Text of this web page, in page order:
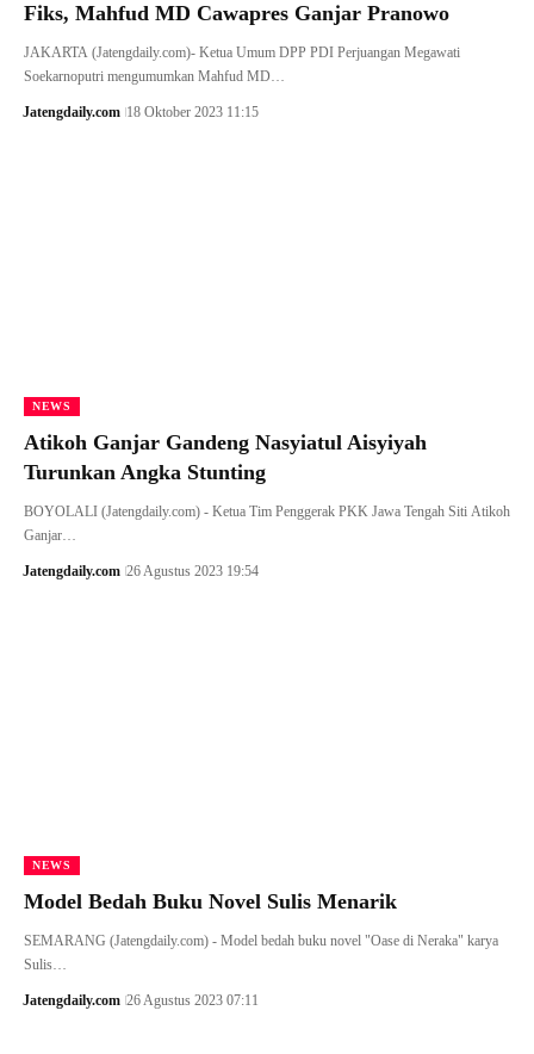
Fiks, Mahfud MD Cawapres Ganjar Pranowo
JAKARTA (Jatengdaily.com)- Ketua Umum DPP PDI Perjuangan Megawati
Soekarnoputri mengumumkan Mahfud MD…
Jatengdaily.com 18 Oktober 2023 11:15
NEWS
Atikoh Ganjar Gandeng Nasyiatul Aisyiyah
Turunkan Angka Stunting
BOYOLALI (Jatengdaily.com) - Ketua Tim Penggerak PKK Jawa Tengah Siti Atikoh
Ganjar…
Jatengdaily.com 26 Agustus 2023 19:54
NEWS
Model Bedah Buku Novel Sulis Menarik
SEMARANG (Jatengdaily.com) - Model bedah buku novel "Oase di Neraka" karya
Sulis…
Jatengdaily.com 26 Agustus 2023 07:11